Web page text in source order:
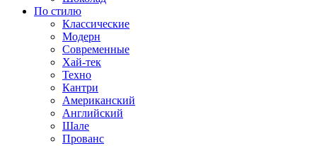
По стилю
Классические
Модерн
Современные
Хай-тек
Техно
Кантри
Американский
Английский
Шале
Прованс